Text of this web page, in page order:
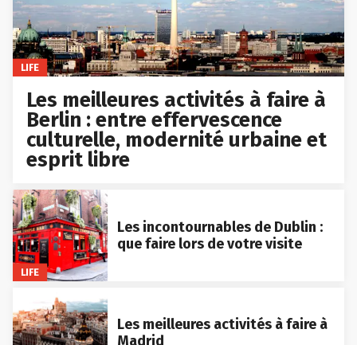
LIFE
Les meilleures activités à faire à
Berlin : entre effervescence
culturelle, modernité urbaine et
esprit libre
LIFE
Les incontournables de Dublin :
que faire lors de votre visite
Les meilleures activités à faire à
Madrid